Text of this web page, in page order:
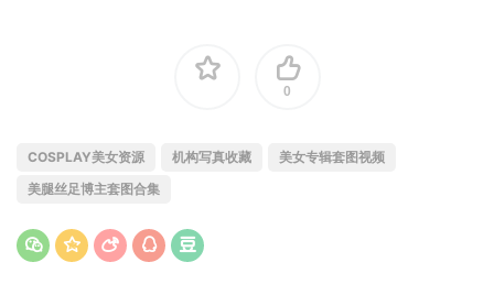
0
COSPLAY美女资源 机构写真收藏
美女专辑套图视频
美腿丝足博主套图合集